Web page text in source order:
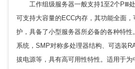
工作组级服务器一般支持1至2个PⅢ处
可支持大容量的ECC内存，其功能全面
护，具备了小型服务器所必备的各种特
系统，SMP对称多处理器结构、可选装
拔电源等，具有高可用性特性。适用于为